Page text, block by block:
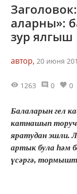
аларны»:
зур ялгыш
автор, 20 июня
1263 0 0
Балаларын гел
катнашып
яратудан эшли.
артык була һәм
үсәргә,